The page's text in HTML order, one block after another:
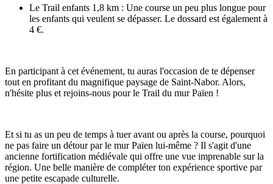
Le Trail enfants 1,8 km : Une course un peu plus longue pour
les enfants qui veulent se dépasser. Le dossard est également à
4 €.
En participant à cet événement, tu auras l'occasion de te dépenser
tout en profitant du magnifique paysage de Saint-Nabor. Alors,
n'hésite plus et rejoins-nous pour le Trail du mur Païen !
Et si tu as un peu de temps à tuer avant ou après la course, pourquoi
ne pas faire un détour par le mur Païen lui-même ? Il s'agit d'une
ancienne fortification médiévale qui offre une vue imprenable sur la
région. Une belle manière de compléter ton expérience sportive par
une petite escapade culturelle.